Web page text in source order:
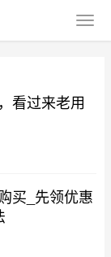
看过来老用
买_先领优惠